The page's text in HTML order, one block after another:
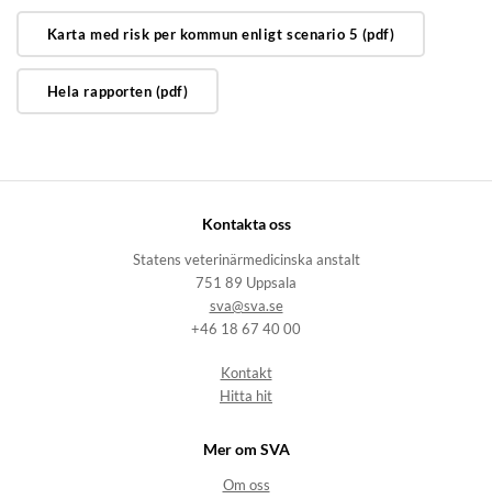
Karta med risk per kommun enligt scenario 5 (pdf)
Hela rapporten (pdf)
Kontakta oss
Statens veterinärmedicinska anstalt
751 89 Uppsala
sva@sva.se
+46 18 67 40 00
Kontakt
Hitta hit
Mer om SVA
Om oss